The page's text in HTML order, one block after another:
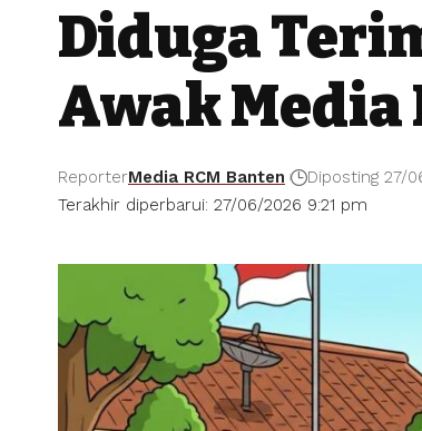
Diduga
Awak Media
Terakhir diperbarui: 27/06/2026 9:21 pm
ReporterMedia RCM Banten Diposting 27/